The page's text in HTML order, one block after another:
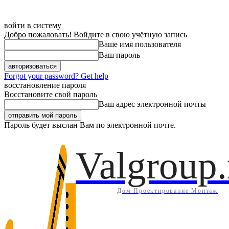
войти в систему
Добро пожаловать! Войдите в свою учётную запись
Ваше имя пользователя
Ваш пароль
Forgot your password? Get help
восстановление пароля
Восстановите свой пароль
Ваш адрес электронной почты
Пароль будет выслан Вам по электронной почте.
Дом Проектирование Монтаж